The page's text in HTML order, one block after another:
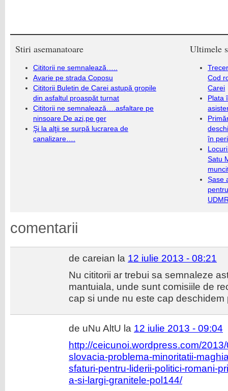
Stiri asemanatoare
Cititorii ne semnalează…..
Avarie pe strada Coposu
Cititorii Buletin de Carei astupă gropile
din asfaltul proaspăt turnat
Cititorii ne semnalează….asfaltare pe
ninsoare.De azi,pe ger
Şi la alţii se surpă lucrarea de
canalizare….
Ultimele
Cod
Carei
Plata
în
Satu
Șase
comentarii
de careian la 12 iulie 2013 - 08:21
Nu cititorii ar trebui sa semnaleze
mantuiala, unde sunt comisiile de
cap si unde nu este cap
de uNu AltU la 12 iulie 2013 - 09:04
http://ceicunoi.wordpress.com/
slovacia-problema-minoritatii-
sfaturi-pentru-liderii-politici-romani-
a-si-largi-granitele-pol144/